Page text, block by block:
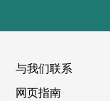
与我们联系
网页指南